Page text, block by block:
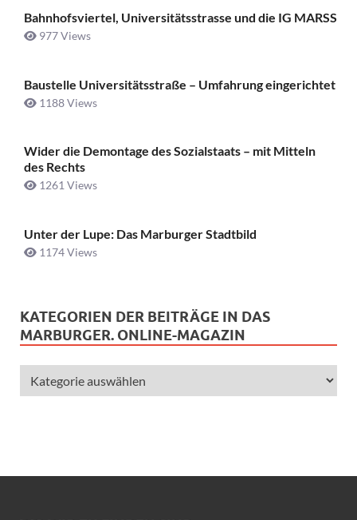
Bahnhofsviertel, Universitätsstrasse und die IG MARSS
977 Views
Baustelle Universitätsstraße ­– Umfahrung eingerichtet
1188 Views
Wider die Demontage des Sozialstaats – mit Mitteln
des Rechts
1261 Views
Unter der Lupe: Das Marburger Stadtbild
1174 Views
KATEGORIEN DER BEITRÄGE IN DAS
MARBURGER. ONLINE-MAGAZIN